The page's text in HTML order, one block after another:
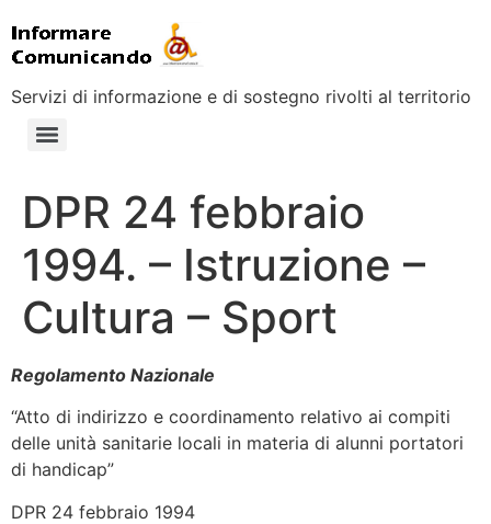
Servizi di informazione e di sostegno rivolti al territorio
DPR 24 febbraio
1994. – Istruzione –
Cultura – Sport
Regolamento Nazionale
“Atto di indirizzo e coordinamento relativo ai compiti
delle unità sanitarie locali in materia di alunni portatori
di handicap”
DPR 24 febbraio 1994